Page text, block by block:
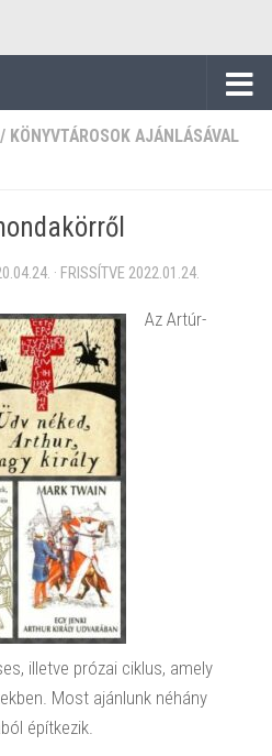
/ KÖNYVTÁROSOK AJÁNLÁSÁVAL
· FRISSÍTVE 2022.01.24.
Az Artúr-
illetve prózai ciklus, amely
Most ajánlunk néhány
építkezik.